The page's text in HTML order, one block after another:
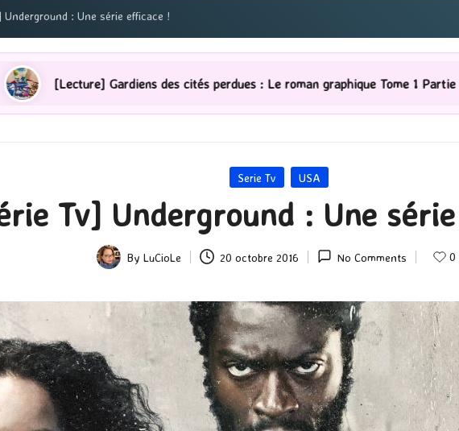
Underground : Une série efficace !
cités perdues : Le roman graphique Tome 1 Partie 2 [Série TV] The
Posted
Serie Tv USA
Tv] Underground : Une
Posted
By LuCioLe 20 octobre 2016 No Comments 0